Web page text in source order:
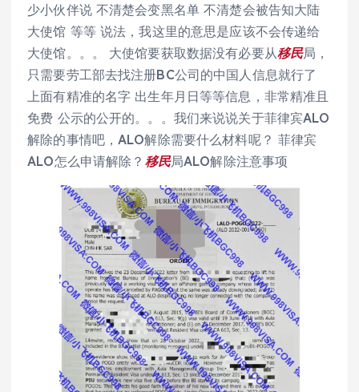
少小伙伴说 不清楚会变黑名单 不清楚会被告知大陆
大使馆 等等 说法，我这里的意思是应该不会传递给
大使馆。。。 大使馆要获取数据没有必要从移民局，
只需要劳工部去找注册BC公司的中国人信息就行了
上面有精准的名字 出生年月日等等信息，非常精准且
免费 公示的公开的。。。我们来说说关于菲律宾ALO
解除的事情吧，ALO解除需要什么材料呢？ 菲律宾
ALO怎么申请解除？ 移民局ALO解除注意事项